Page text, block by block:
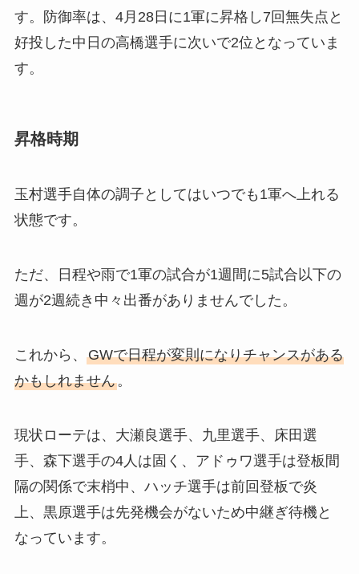
す。防御率は、4月28日に1軍に昇格し7回無失点と
好投した中日の高橋選手に次いで2位となっていま
す。
昇格時期
玉村選手自体の調子としてはいつでも1軍へ上れる
状態です。
ただ、日程や雨で1軍の試合が1週間に5試合以下の
週が2週続き中々出番がありませんでした。
これから、 GWで日程が変則になりチャンスがある
かもしれません。
現状ローテは、大瀬良選手、九里選手、床田選
手、森下選手の4人は固く、アドゥワ選手は登板間
隔の関係で末梢中、ハッチ選手は前回登板で炎
上、黒原選手は先発機会がないため中継ぎ待機と
なっています。